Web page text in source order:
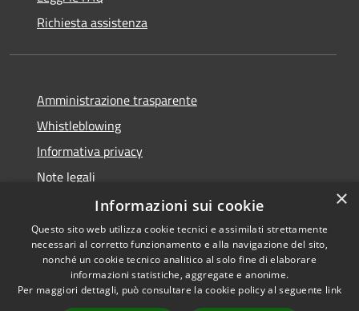
Richiesta assistenza
Amministrazione trasparente
Whistleblowing
Informativa privacy
Note legali
Dichiarazione di accessibilità
RSS
Accessibilità
Copyright © 2026 • Comune di
×
Informazioni sui cookie
Questo sito web utilizza cookie tecnici e assimilati strettamente
necessari al corretto funzionamento e alla navigazione del sito,
nonché un cookie tecnico analitico al solo fine di elaborare
informazioni statistiche, aggregate e anonime.
Per maggiori dettagli, può consultare la cookie policy al seguente link